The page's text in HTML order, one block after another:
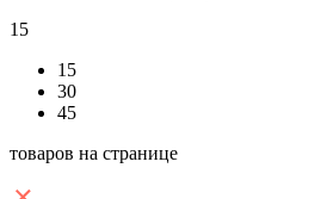
15
15
30
45
товаров на странице